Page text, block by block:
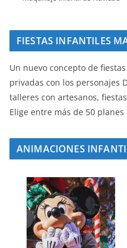
FIESTAS INFANTILES
Un nuevo concepto de
privadas con los personajes
talleres con artesanos,
Elige entre más de 50 planes
ANIMACIONES